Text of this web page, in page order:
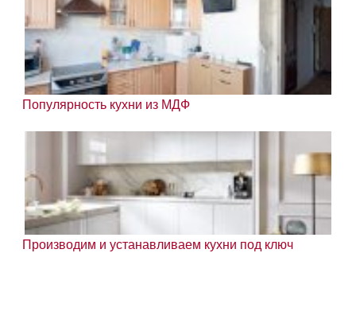
Популярность кухни из МДФ
Производим и устанавливаем кухни под ключ